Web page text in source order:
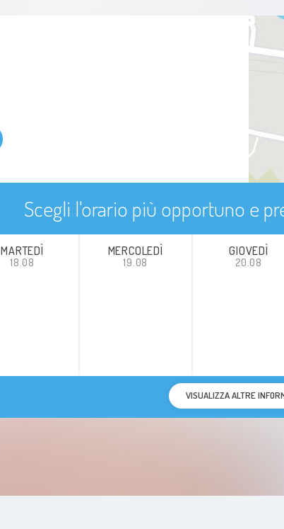
Scegli l'orario più opportuno e
MARTEDÌ
18.08
MERCOLEDÌ
19.08
GIOVEDÌ
20.08
VISUALIZZA ALTRE